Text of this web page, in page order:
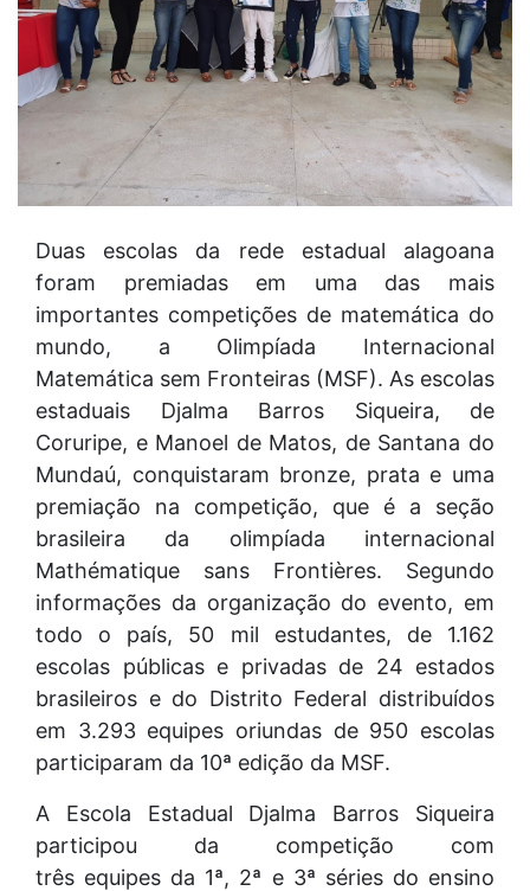
Duas escolas da rede estadual alagoana
foram premiadas em uma das mais
importantes competições de matemática do
mundo, a Olimpíada Internacional
Matemática sem Fronteiras (MSF). As escolas
estaduais Djalma Barros Siqueira, de
Coruripe, e Manoel de Matos, de Santana do
Mundaú, conquistaram bronze, prata e uma
premiação na competição, que é a seção
brasileira da olimpíada internacional
Mathématique sans Frontières. Segundo
informações da organização do evento, em
todo o país, 50 mil estudantes, de 1.162
escolas públicas e privadas de 24 estados
brasileiros e do Distrito Federal distribuídos
em 3.293 equipes oriundas de 950 escolas
participaram da 10ª edição da MSF.
A Escola Estadual Djalma Barros Siqueira
participou da competição com
três equipes da 1ª, 2ª e 3ª séries do ensino